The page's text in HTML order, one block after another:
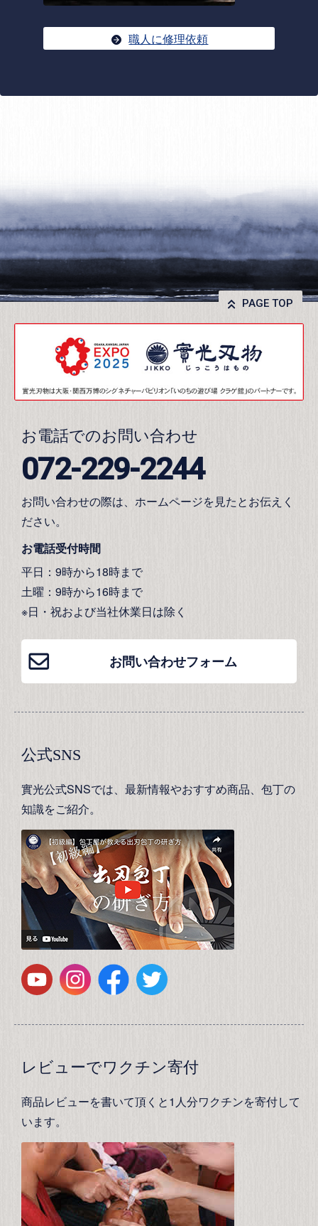
職人に修理依頼
PAGE TOP
お電話でのお問い合わせ
072-229-2244
お問い合わせの際は、ホームページを見たとお伝えく
ださい。
お電話受付時間
平日：9時から18時まで
土曜：9時から16時まで
※日・祝および当社休業日は除く
お問い合わせフォーム
公式SNS
實光公式SNSでは、最新情報やおすすめ商品、包丁の
知識をご紹介。
レビューでワクチン寄付
商品レビューを書いて頂くと1人分ワクチンを寄付して
います。